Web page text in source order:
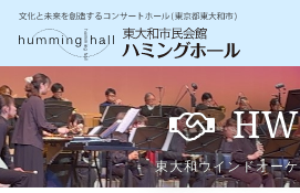
東大和ウインドオー